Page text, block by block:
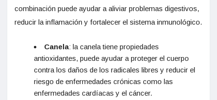
combinación puede ayudar a aliviar problemas digestivos,
reducir la inflamación y fortalecer el sistema inmunológico.
Canela: la canela tiene propiedades
antioxidantes, puede ayudar a proteger el cuerpo
contra los daños de los radicales libres y reducir el
riesgo de enfermedades crónicas como las
enfermedades cardíacas y el cáncer.